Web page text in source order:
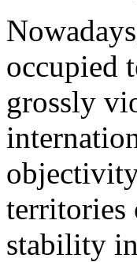
occupied
grossly
territories
stability